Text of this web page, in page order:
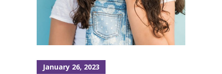
January 26, 2023